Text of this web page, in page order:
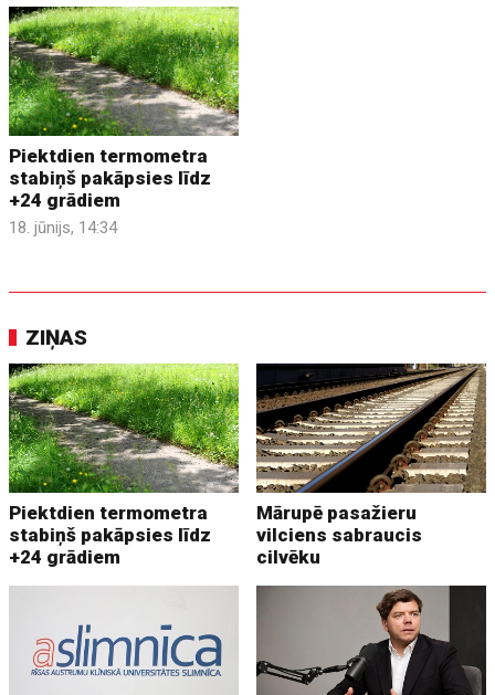
Piektdien termometra
stabiņš pakāpsies līdz
+24 grādiem
18. jūnijs, 14:34
ZIŅAS
Piektdien termometra
stabiņš pakāpsies līdz
+24 grādiem
Mārupē pasažieru
vilciens sabraucis
cilvēku